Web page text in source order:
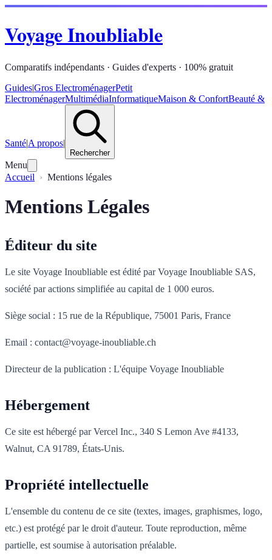
Voyage Inoubliable
Comparatifs indépendants · Guides d'experts · 100% gratuit
Guides|Gros ElectroménagerPetit
ElectroménagerMultimédiaInformatiqueMaison & ConfortBeauté &
Santé|A propos|
Rechercher
Menu
Accueil
Mentions légales
Mentions Légales
Éditeur du site
Le site Voyage Inoubliable est édité par Voyage Inoubliable SAS,
société par actions simplifiée au capital de 1 000 euros.
Siège social : 15 rue de la République, 75001 Paris, France
Email : contact@voyage-inoubliable.ch
Directeur de la publication : L'équipe Voyage Inoubliable
Hébergement
Ce site est hébergé par Vercel Inc., 340 S Lemon Ave #4133,
Walnut, CA 91789, États-Unis.
Propriété intellectuelle
L'ensemble du contenu de ce site (textes, images, graphismes, logo,
etc.) est protégé par le droit d'auteur. Toute reproduction, même
partielle, est soumise à autorisation préalable.